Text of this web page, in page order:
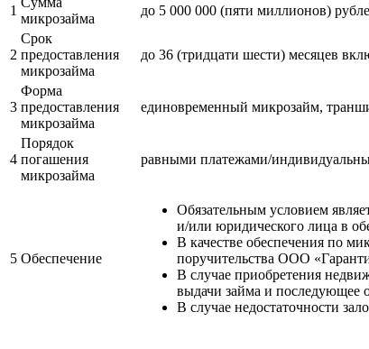
1
микрозайма
до 5 000 000 (пяти миллионов)
2
Срок
предоставления
микрозайма
до 36 (тридцати шести) месяцев
3
Форма
предоставления
микрозайма
единовременный микрозайм,
4
Порядок
погашения
микрозайма
равными платежами/
5 Обеспечение
Обязательным условием
и/или юридического лица в
В качестве обеспечения по
поручительства ООО
В случае приобретения
выдачи займа и последующее
В случае недостаточности